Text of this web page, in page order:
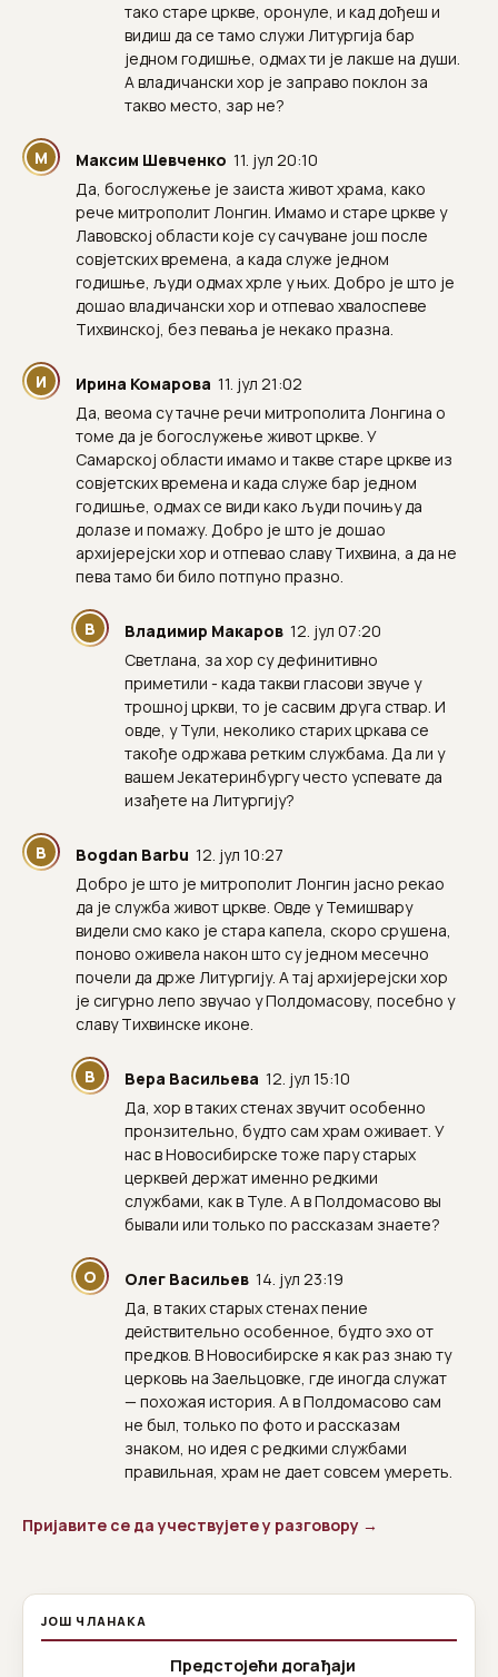
тако старе цркве, оронуле, и кад дођеш и
видиш да се тамо служи Литургија бар
једном годишње, одмах ти је лакше на души.
А владичански хор је заправо поклон за
такво место, зар не?
М Максим Шевченко 11. јул 20:10
Да, богослужење је заиста живот храма, како
рече митрополит Лонгин. Имамо и старе цркве у
Лавовској области које су сачуване још после
совјетских времена, а када служе једном
годишње, људи одмах хрле у њих. Добро је што је
дошао владичански хор и отпевао хвалоспеве
Тихвинској, без певања је некако празна.
И Ирина Комарова 11. јул 21:02
Да, веома су тачне речи митрополита Лонгина о
томе да је богослужење живот цркве. У
Самарској области имамо и такве старе цркве из
совјетских времена и када служе бар једном
годишње, одмах се види како људи почињу да
долазе и помажу. Добро је што је дошао
архијерејски хор и отпевао славу Тихвина, а да не
пева тамо би било потпуно празно.
В Владимир Макаров 12. јул 07:20
Светлана, за хор су дефинитивно
приметили - када такви гласови звуче у
трошној цркви, то је сасвим друга ствар. И
овде, у Тули, неколико старих цркава се
такође одржава ретким службама. Да ли у
вашем Јекатеринбургу често успевате да
изађете на Литургију?
B Bogdan Barbu 12. јул 10:27
Добро је што је митрополит Лонгин јасно рекао
да је служба живот цркве. Овде у Темишвару
видели смо како је стара капела, скоро срушена,
поново оживела након што су једном месечно
почели да држе Литургију. А тај архијерејски хор
је сигурно лепо звучао у Полдомасову, посебно у
славу Тихвинске иконе.
В Вера Васильева 12. јул 15:10
Да, хор в таких стенах звучит особенно
пронзительно, будто сам храм оживает. У
нас в Новосибирске тоже пару старых
церквей держат именно редкими
службами, как в Туле. А в Полдомасово вы
бывали или только по рассказам знаете?
О Олег Васильев 14. јул 23:19
Да, в таких старых стенах пение
действительно особенное, будто эхо от
предков. В Новосибирске я как раз знаю ту
церковь на Заельцовке, где иногда служат
— похожая история. А в Полдомасово сам
не был, только по фото и рассказам
знаком, но идея с редкими службами
правильная, храм не дает совсем умереть.
Пријавите се да учествујете у разговору →
ЈОШ ЧЛАНАКА
Предстојећи догађаји